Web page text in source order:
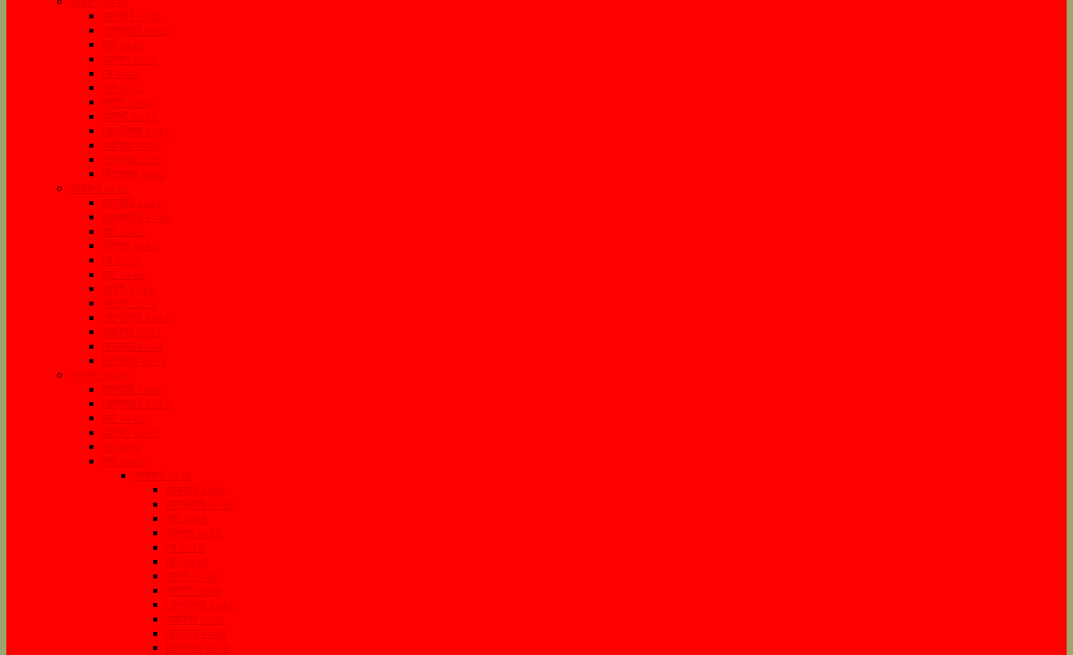
জানুয়ারি ২০২১
ফেব্রুয়ারি ২০২১
মার্চ ২০২১
এপ্রিল ২০২১
মে ২০২১
জুন ২০২১
জুলাই ২০২১
আগস্ট ২০২১
সেপ্টেম্বর ২০২১
অক্টোবর ২০২১
নভেম্বর ২০২১
ডিসেম্বর ২০২১
সংরক্ষণ ২০২২
জানুয়ারি ২০২২
ফেব্রুয়ারি ২০২২
মার্চ ২০২২
এপ্রিল ২০২২
মে ২০২২
জুন ২০২২
জুলাই ২০২২
আগস্ট ২০২২
সেপ্টেম্বর ২০২২
অক্টোবর ২০২২
নভেম্বর ২০২২
ডিসেম্বর ২০২২
সংরক্ষণ ২০২৩
জানুয়ারি ২০২৩
ফেব্রুয়ারি ২০২৩
মার্চ ২০২৩
এপ্রিল ২০২৩
মে ২০২৩
জুন ২০২৩
সংরক্ষণ ২০২৪
জানুয়ারি ২০২৪
ফেব্রুয়ারি ২০২৪
মার্চ ২০২৪
এপ্রিল ২০২৪
মে ২০২৪
জুন ২০২৪
জুলাই ২০২৪
আগস্ট ২০২৪
সেপ্টেম্বর ২০২৪
অক্টোবর ২০২৪
নভেম্বর ২০২৪
ডিসেম্বর ২০২৪